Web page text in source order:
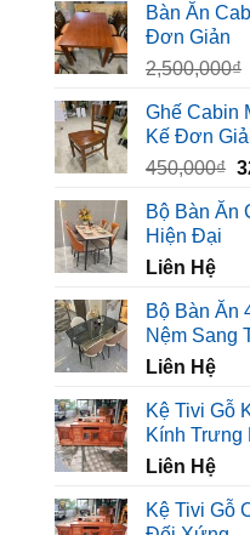
Bàn Ăn
Đơn Giản
2,500,000₫
Ghế Cabin
Kế Đơn
450,000₫
Bộ Bàn Ăn
Hiện Đại
Liên Hệ
Bộ Bàn Ăn
Nệm Sang
Liên Hệ
Kệ Tivi Gỗ
Kính Trưng
Liên Hệ
Kệ Tivi Gỗ